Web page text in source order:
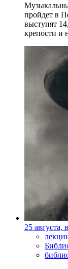
пройдет в
выступят
крепости и
25 августа,